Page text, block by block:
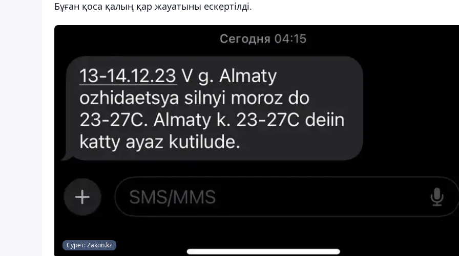
Бұған қоса қалың қар жауатыны ескертілді.
Сурет: Zakon.kz